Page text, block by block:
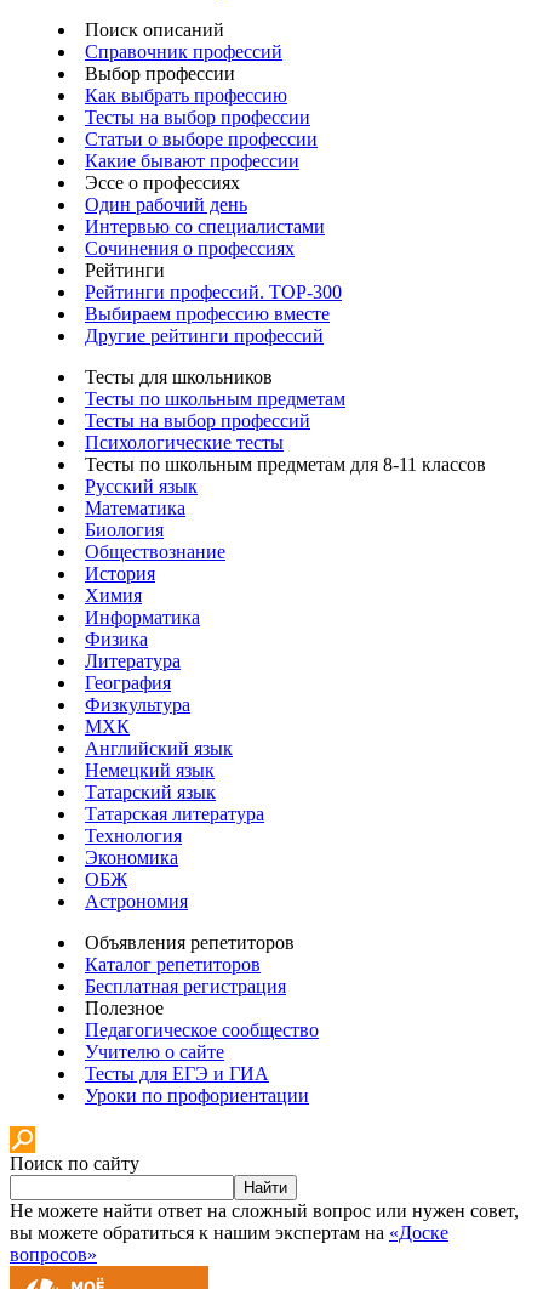
Поиск описаний
Справочник профессий
Выбор профессии
Как выбрать профессию
Тесты на выбор профессии
Статьи о выборе профессии
Какие бывают профессии
Эссе о профессиях
Один рабочий день
Интервью со специалистами
Сочинения о профессиях
Рейтинги
Рейтинги профессий. TOP-300
Выбираем профессию вместе
Другие рейтинги профессий
Тесты для школьников
Тесты по школьным предметам
Тесты на выбор профессий
Психологические тесты
Тесты по школьным предметам для 8-11 классов
Русский язык
Математика
Биология
Обществознание
История
Химия
Информатика
Физика
Литература
География
Физкультура
МХК
Английский язык
Немецкий язык
Татарский язык
Татарская литература
Технология
Экономика
ОБЖ
Астрономия
Объявления репетиторов
Каталог репетиторов
Бесплатная регистрация
Полезное
Педагогическое сообщество
Учителю о сайте
Тесты для ЕГЭ и ГИА
Уроки по профориентации
Поиск по сайту
Найти
Не можете найти ответ на сложный вопрос или нужен совет,
вы можете обратиться к нашим экспертам на «Доске
вопросов»